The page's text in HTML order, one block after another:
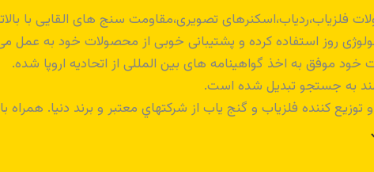
فلزیاب،ردیاب،اسکنرهای تصویری،مقاومت سنج های القایی با
روز استفاده کرده و پشتیبانی خوبی از محصولات خود به عمل
موفق به اخذ گواهینامه های بین المللی از اتحادیه اروپا شده.
به جستجو تبدیل شده است.
کننده فلزياب و گنج ياب از شرکتهاي معتبر و برند دنيا. همراه